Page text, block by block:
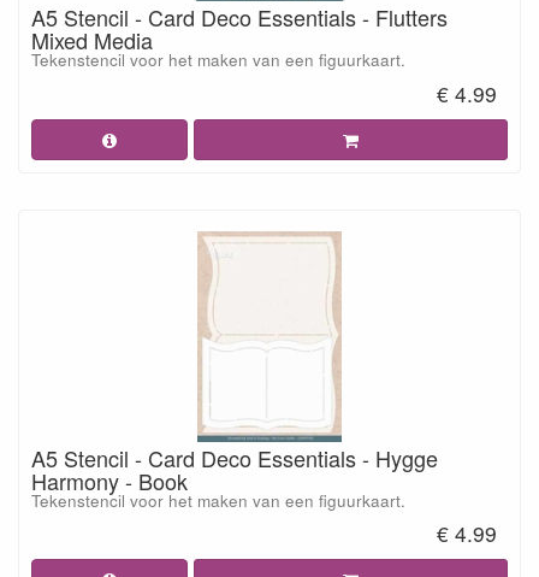
A5 Stencil - Card Deco Essentials - Flutters
Mixed Media
Tekenstencil voor het maken van een figuurkaart.
€ 4.99
A5 Stencil - Card Deco Essentials - Hygge
Harmony - Book
Tekenstencil voor het maken van een figuurkaart.
€ 4.99